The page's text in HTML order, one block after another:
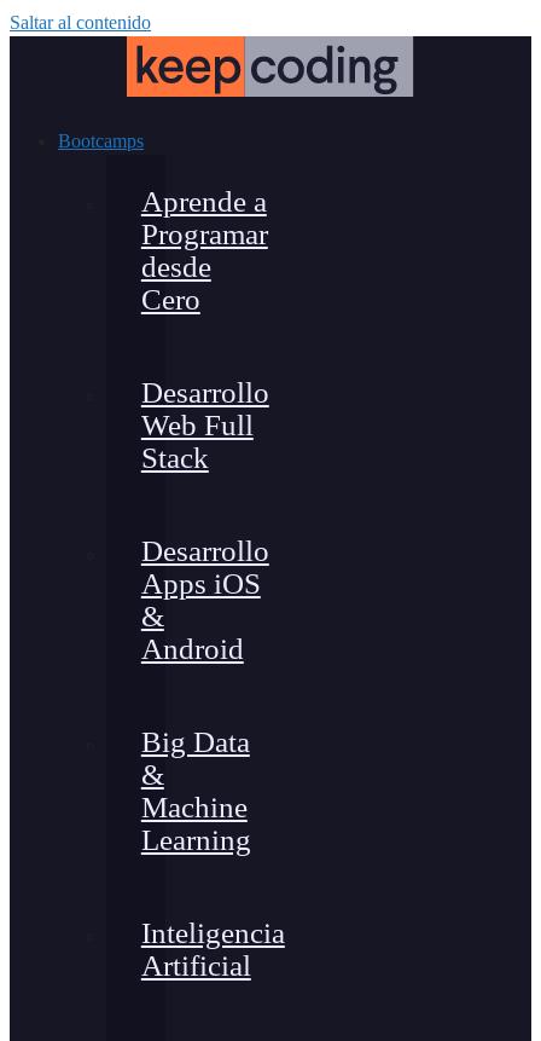
Saltar al contenido
Bootcamps
Aprende a
Programar
desde
Cero
Desarrollo
Web Full
Stack
Desarrollo
Apps iOS
&
Android
Big Data
&
Machine
Learning
Inteligencia
Artificial